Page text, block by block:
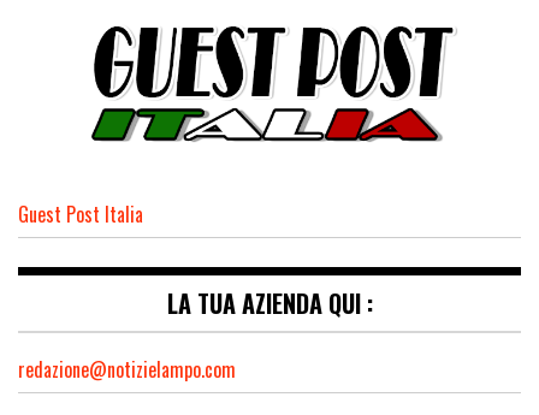
Guest Post Italia
LA TUA AZIENDA QUI :
redazione@notizielampo.com